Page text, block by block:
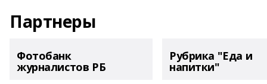
Партнеры
Фотобанк
журналистов РБ
Рубрика "Еда и
напитки"